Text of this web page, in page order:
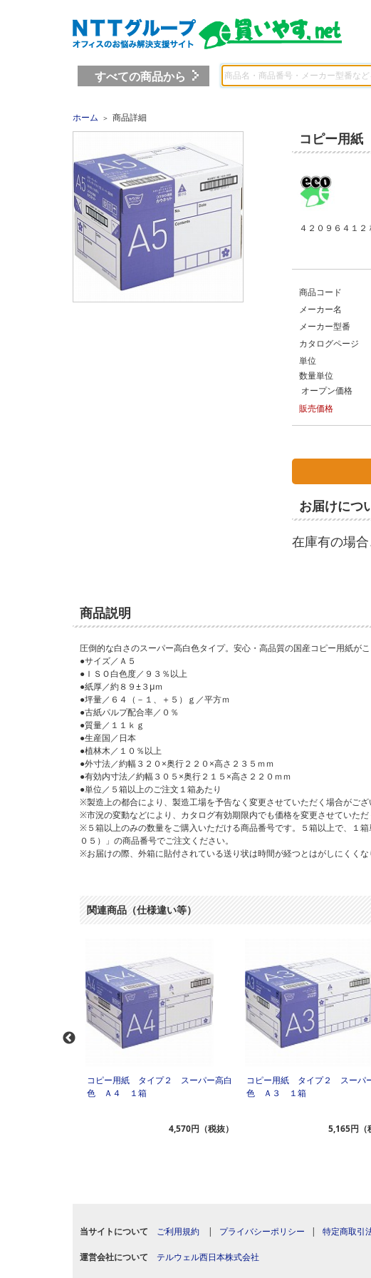
すべての商品から
ホーム ＞ 商品詳細
コピー用
４２０９６４１２
商品コード
メーカー名
メーカー型番
カタログページ
単位
数量単位
オープン価格
販売価格
お届けにつ
在庫有の場
商品説明
圧倒的な白さのスーパー高白色タイプ。安心・高品質の国産コピー用紙がこ
●サイズ／Ａ５
●ＩＳＯ白色度／９３％以上
●紙厚／約８９±３μｍ
●坪量／６４（－１、＋５）ｇ／平方ｍ
●古紙パルプ配合率／０％
●質量／１１ｋｇ
●生産国／日本
●植林木／１０％以上
●外寸法／約幅３２０×奥行２２０×高さ２３５ｍｍ
●有効内寸法／約幅３０５×奥行２１５×高さ２２０ｍｍ
●単位／５箱以上のご注文１箱あたり
※製造上の都合により、製造工場を予告なく変更させていただく場合がござ
※市況の変動などにより、カタログ有効期限内でも価格を変更させていた
※５箱以上のみの数量をご購入いただける商品番号です。５箱以上で、１
０５）」の商品番号でご注文ください。
※お届けの際、外箱に貼付されている送り状は時間が経つとはがしにくくな
関連商品（仕様違い等）
コピー用紙 タイプ２ スーパー高白
色 Ａ４ １箱
4,570円（税抜）
コピー用紙 タイプ２ スーパ
色 Ａ３ １箱
5,165円（
当サイトについて ご利用規約 | プライバシーポリシー | 特定商取引
運営会社について テルウェル西日本株式会社